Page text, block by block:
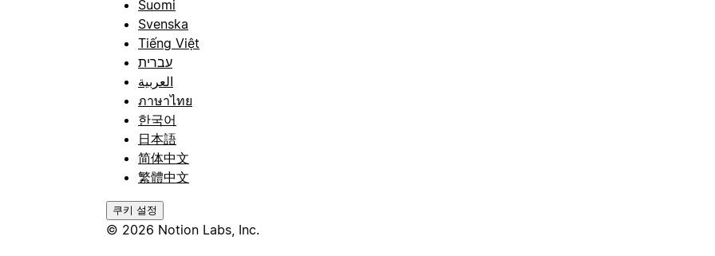
Suomi
Svenska
Tiếng Việt
עברית
العربية
ภาษาไทย
한국어
日本語
简体中文
繁體中文
쿠키 설정
© 2026 Notion Labs, Inc.